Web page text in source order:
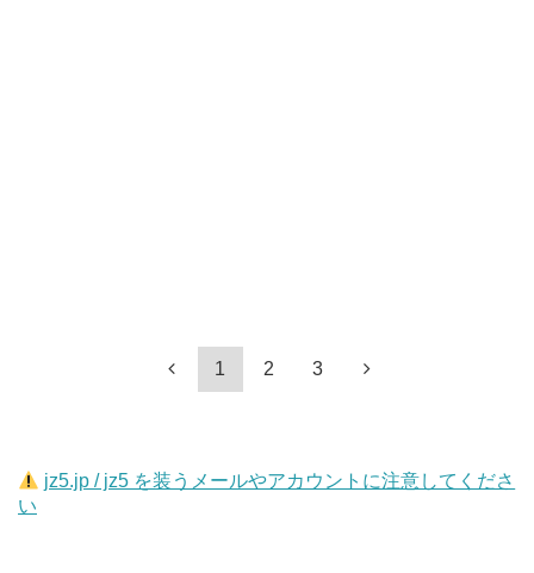
1 2 3
jz5.jp / jz5 を装うメールやアカウントに注意してくださ
い